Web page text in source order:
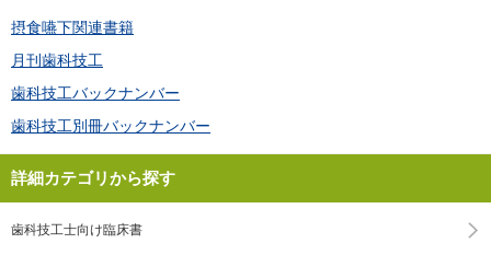
摂食嚥下関連書籍
月刊歯科技工
歯科技工バックナンバー
歯科技工別冊バックナンバー
詳細カテゴリから探す
歯科技工士向け臨床書